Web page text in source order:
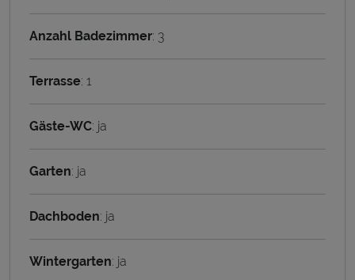
Anzahl Badezimmer: 3
Terrasse: 1
Gäste-WC: ja
Garten: ja
Dachboden: ja
Wintergarten: ja